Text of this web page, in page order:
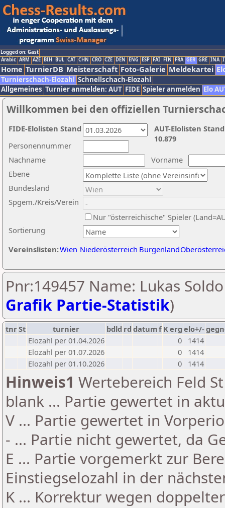
Logged on: Gast
Arabic ARM AZE BIH BUL CAT CHN CRO CZE DEN ENG ESP FAI FIN FRA GER GRE INA
Home TurnierDB Meisterschaft Foto-Galerie Meldekartei
Turnierschach-Elozahl Schnellschach-Elozahl
Allgemeines Turnier anmelden: AUT FIDE Spieler anmelden Elo
Willkommen bei den offiziellen
Nachname
Vorname
Ebene
Sortierung
Personennummer
Bundesland
Spgem./Kreis/Verein
Nur "österreichische" Spieler
Vereinslisten:Wien Niederösterreich Burgenland
AUT-Elolisten
10.879
FIDE-Elolisten Stand
Pnr:149457 Name: Lukas
Grafik Partie-Statistik)
tnrSt turnier bdld rd datumf Kerg elo+/-
Elozahl per 01.04.2026
0
1414
Elozahl per 01.07.2026
0
1414
Elozahl per 01.10.2026
0 1414
Hinweis1 Wertebereich Feld
blank ... Partie gewertet in
V ... Partie gewertet in
- ... Partie nicht gewertet, da
E ... Partie vorgemerkt zur
Einstiegselozahl in der
K ... Korrektur wegen